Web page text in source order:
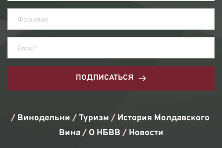
ПОДПИСАТЬСЯ
/ Винодельни / Туризм / История Молдавского
Вина / О НБВВ / Новости